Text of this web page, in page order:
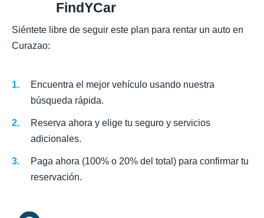
FindYCar
Siéntete libre de seguir este plan para rentar un auto en
Curazao:
Encuentra el mejor vehículo usando nuestra
búsqueda rápida.
Reserva ahora y elige tu seguro y servicios
adicionales.
Paga ahora (100% o 20% del total) para confirmar tu
reservación.